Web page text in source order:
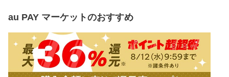
au PAY マーケットのおすすめ